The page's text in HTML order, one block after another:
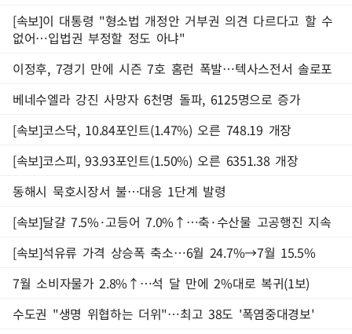
[속보]이 대통령 "형소법 개정안 거부권 의견 다르다고 할 수
없어…입법권 부정할 정도 아냐"
이정후, 7경기 만에 시즌 7호 홈런 폭발…텍사스전서 솔로포
베네수엘라 강진 사망자 6천명 돌파, 6125명으로 증가
[속보]코스닥, 10.84포인트(1.47%) 오른 748.19 개장
[속보]코스피, 93.93포인트(1.50%) 오른 6351.38 개장
동해시 묵호시장서 불…대응 1단계 발령
[속보]달걀 7.5%·고등어 7.0%↑…축·수산물 고공행진 지속
[속보]석유류 가격 상승폭 축소…6월 24.7%→7월 15.5%
7월 소비자물가 2.8%↑…석 달 만에 2%대로 복귀(1보)
수도권 "생명 위협하는 더위"…최고 38도 '폭염중대경보'